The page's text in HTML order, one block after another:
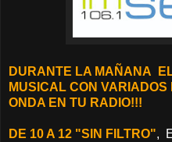
DURANTE LA MAÑANA
MUSICAL CON
ONDA EN TU RADIO!!!
DE 10 A 12 "SIN FILTRO",